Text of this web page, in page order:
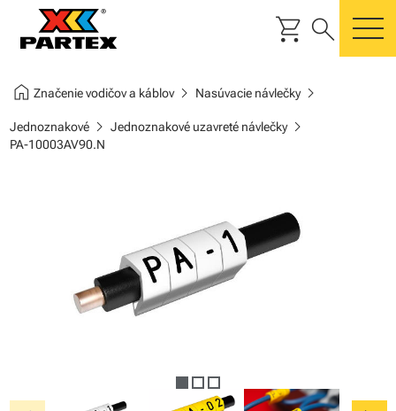
shopping_cart search
home Značenie vodičov a káblovchevron_right Nasúvacie návlečkychevron_right
Jednoznakovéchevron_right Jednoznakové uzavreté návlečkychevron_right
PA-10003AV90.N